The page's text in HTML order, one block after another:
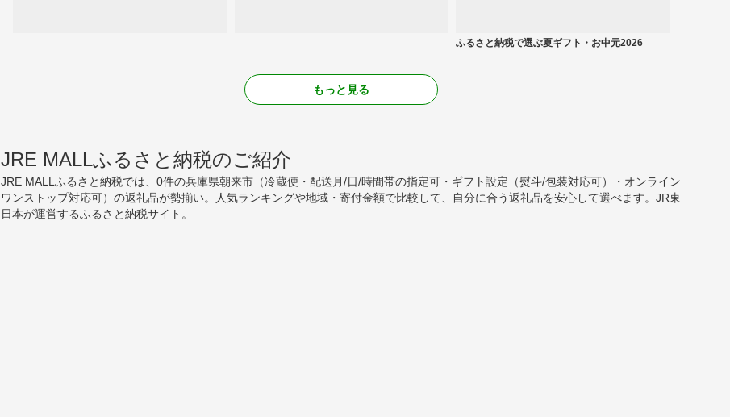
ふるさと納税で選ぶ夏ギフト・お中元2026
もっと見る
JRE MALLふるさと納税のご紹介
JRE MALLふるさと納税では、0件の兵庫県朝来市（冷蔵便・配送月/日/時間帯の指定可・ギフト設定（熨斗/包装対応可）・オンライン
ワンストップ対応可）の返礼品が勢揃い。人気ランキングや地域・寄付金額で比較して、自分に合う返礼品を安心して選べます。JR東
日本が運営するふるさと納税サイト。